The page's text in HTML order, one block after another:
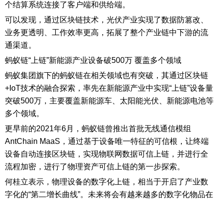
个结算系统连接了客户端和供给端。
可以发现，通过区块链技术，光伏产业实现了数据防篡改、
业务更透明、工作效率更高，拓展了整个产业链中下游的流
通渠道。
蚂蚁链“上链”新能源产业设备破500万 覆盖多个领域
蚂蚁集团旗下的蚂蚁链在相关领域也有突破，其通过区块链
+IoT技术的融合探索，率先在新能源产业中实现“上链”设备量
突破500万，主要覆盖新能源车、太阳能光伏、新能源电池等
多个领域。
更早前的2021年6月，蚂蚁链曾推出首批无线通信模组
AntChain MaaS，通过基于设备唯一特征的可信根，让终端
设备自动连接区块链，实现物联网数据可信上链，并进行全
流程加密，进行了物理资产可信上链的第一步探索。
何桂立表示，物理设备的数字化上链，相当于开启了产业数
字化的“第二增长曲线”。未来将会有越来越多的数字化物品在